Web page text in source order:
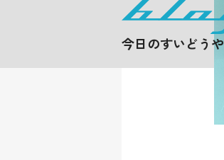
今日のすいどうや